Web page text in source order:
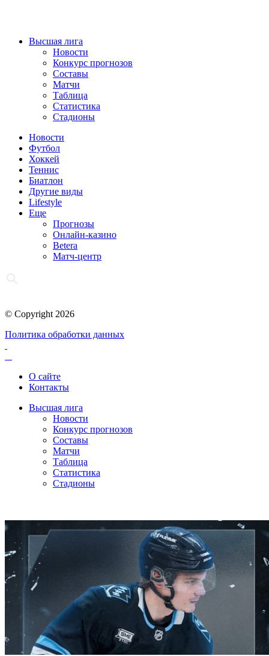
Высшая лига
Новости
Конкурс прогнозов
Составы
Матчи
Таблица
Статистика
Стадионы
Новости
Футбол
Хоккей
Теннис
Биатлон
Другие виды
Lifestyle
Еще
Прогнозы
Онлайн-казино
Betera
Матч-центр
© Copyright 2026
Политика обработки данных
О сайте
Контакты
Высшая лига
Новости
Конкурс прогнозов
Составы
Матчи
Таблица
Статистика
Стадионы